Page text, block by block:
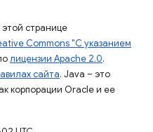
странице
Commons "С указанием
лицензии Apache 2.0.
сайта. Java – это
корпорации Oracle и ее